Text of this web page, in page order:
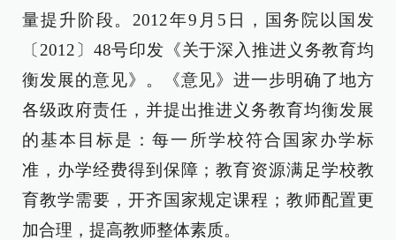
量提升阶段。2012年9月5日，国务院以国发
〔2012〕48号印发《关于深入推进义务教育均
衡发展的意见》。《意见》进一步明确了地方
各级政府责任，并提出推进义务教育均衡发展
的基本目标是：每一所学校符合国家办学标
准，办学经费得到保障；教育资源满足学校教
育教学需要，开齐国家规定课程；教师配置更
加合理，提高教师整体素质。